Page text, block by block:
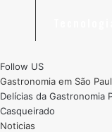
Follow US
Gastronomia em São
Delícias da Gastronomia
Casqueirado
Noticias